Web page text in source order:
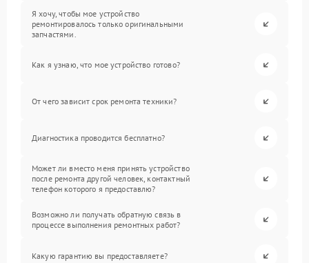
Я хочу, чтобы мое устройство
ремонтировалось только оригинальными
запчастями.
Как я узнаю, что мое устройство готово?
От чего зависит срок ремонта техники?
Диагностика проводится бесплатно?
Может ли вместо меня принять устройство
после ремонта другой человек, контактный
телефон которого я предоставлю?
Возможно ли получать обратную связь в
процессе выполнения ремонтных работ?
Какую гарантию вы предоставляете?